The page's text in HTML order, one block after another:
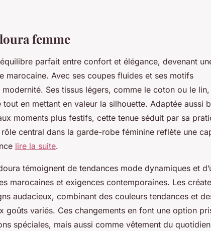
femme
parfait entre confort et élégance, devenant
marocaine. Avec ses coupes fluides et ses motifs
Ses tissus légers, comme le coton ou le lin,
en mettant en valeur la silhouette. Adaptée aussi
moments plus festifs, cette tenue séduit par sa
central dans la garde-robe féminine reflète une
lire la suite.
témoignent de tendances mode dynamiques et
marocaines et exigences contemporaines. Les
audacieux, combinant des couleurs tendances et
goûts variés. Ces changements en font une option
spéciales, mais aussi comme vêtement du